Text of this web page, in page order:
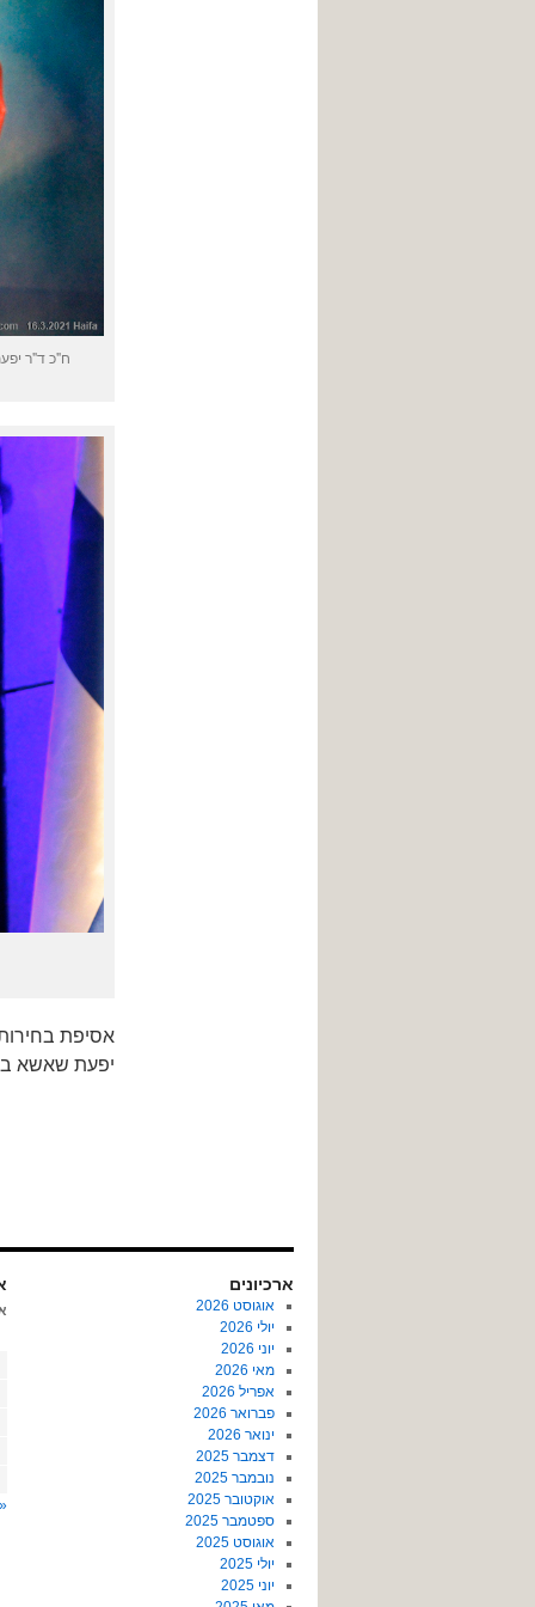
ח"כ ד"ר
יפעת שאשא
ארכיונים
אוגוסט 2026
יולי 2026
יוני 2026
מאי 2026
אפריל 2026
פברואר 2026
ינואר 2026
דצמבר 2025
נובמבר 2025
אוקטובר 2025
ספטמבר 2025
אוגוסט 2025
יולי 2025
יוני 2025